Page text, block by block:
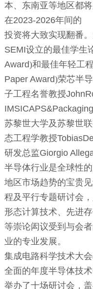
本、东南亚等地区都
在2023-2026年间的
投资将大致实现翻番
SEMI设立的最佳学生
Award)和最佳年轻工
Paper Award)荣芯半
子工程名誉教授
IMSICAPS&Packaging
苏黎世大学及苏黎世
态工程学教授
研发总监Giorgio
半导体行业是全球性的
地区市场趋势的宝贵
程及平行专题研讨会，
形态计算技术、先进存
等崇论闳议受到与会
业的专业发展。
集成电路科学技术大
全面的年度半导体技
举办了十场研讨会，